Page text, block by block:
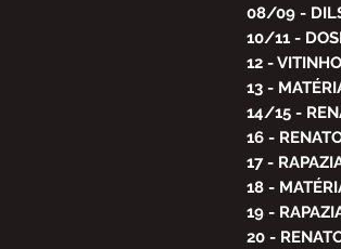
08/09 -
10/11 -
12 -
13 -
14/15 -
16 -
17 -
18 -
19 -
20 -